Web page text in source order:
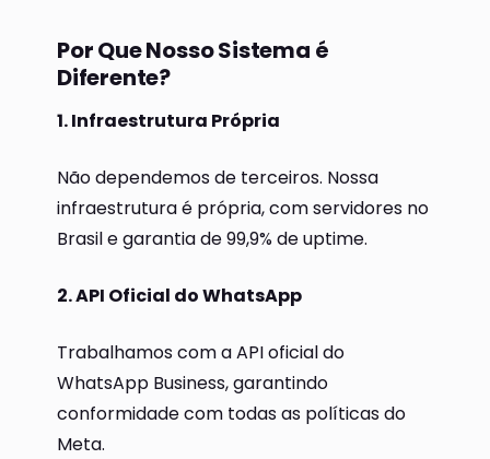
Por Que Nosso Sistema é
Diferente?
1. Infraestrutura Própria
Não dependemos de terceiros. Nossa
infraestrutura é própria, com servidores no
Brasil e garantia de 99,9% de uptime.
2. API Oficial do WhatsApp
Trabalhamos com a API oficial do
WhatsApp Business, garantindo
conformidade com todas as políticas do
Meta.